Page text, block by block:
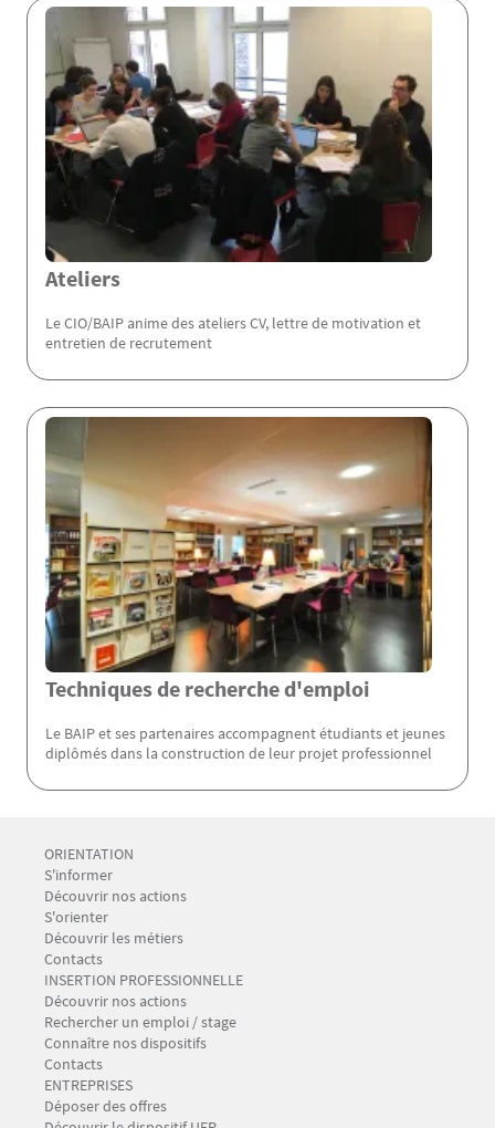
Ateliers
Le CIO/BAIP anime des ateliers CV, lettre de motivation et
entretien de recrutement
Techniques de recherche d'emploi
Le BAIP et ses partenaires accompagnent étudiants et jeunes
diplômés dans la construction de leur projet professionnel
Menu Footer CIO-BAIP 1
ORIENTATION
S'informer
Découvrir nos actions
S'orienter
Découvrir les métiers
Contacts
Menu Footer CIO-BAIP 2
INSERTION PROFESSIONNELLE
Découvrir nos actions
Rechercher un emploi / stage
Connaître nos dispositifs
Contacts
Menu Footer CIO-BAIP 3
ENTREPRISES
Déposer des offres